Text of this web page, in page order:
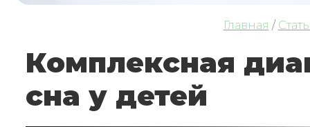
Главная /
Комплексная
сна у детей